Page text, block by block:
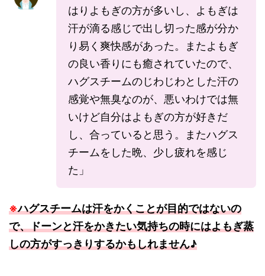
はりよもぎの方が多いし、よもぎは
汗が滴る感じで出し切った感が分か
り易く爽快感があった。またよもぎ
の良い香りにも癒されていたので、
ハグスチームのじわじわとした汗の
感覚や無臭なのが、悪いわけでは無
いけど自分はよもぎの方が好きだ
し、合っていると思う。またハグス
チームをした晩、少し疲れを感じ
た」
※ハグスチームは汗をかくことが目的ではないの
で、ドーンと汗をかきたい気持ちの時にはよもぎ蒸
しの方がすっきりするかもしれません♪